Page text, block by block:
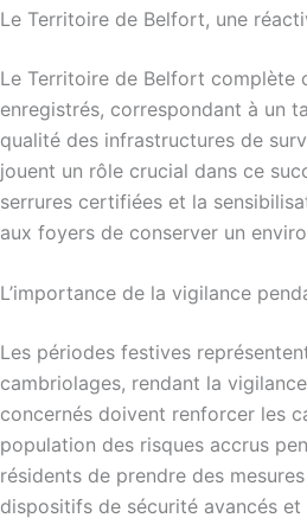
Le Territoire de Belfort, une
Le Territoire de Belfort complète
enregistrés, correspondant à un
qualité des infrastructures de
jouent un rôle crucial dans ce
serrures certifiées et la
aux foyers de conserver un
L’importance de la vigilance
Les périodes festives
cambriolages, rendant la
concernés doivent renforcer les
population des risques accrus
résidents de prendre des
dispositifs de sécurité avancés